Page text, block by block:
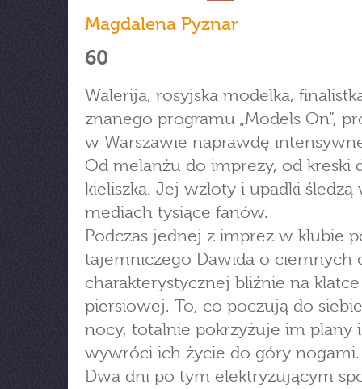
Magdalena Pyznar
60
Walerija, rosyjska modelka,
znanego programu „Models On”,
w Warszawie naprawdę
Od melanżu do imprezy, od kreski
kieliszka. Jej wzloty i upadki śledzą
mediach tysiące fanów.
Podczas jednej z imprez w klubie
tajemniczego Dawida o ciemnych
charakterystycznej bliźnie na klatce
piersiowej. To, co poczują do
nocy, totalnie pokrzyżuje im plany i
wywróci ich życie do góry nogami.
Dwa dni po tym elektryzującym